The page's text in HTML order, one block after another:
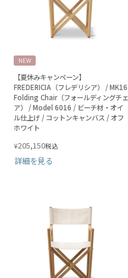
NEW
【夏休みキャンペーン】
FREDERICIA（フレデリシア） / MK16
Folding Chair（フォールディングチェ
ア） / Model 6016 / ビーチ材・オイ
ル仕上げ / コットンキャンバス / オフ
ホワイト
¥205,150税込
詳細を見る